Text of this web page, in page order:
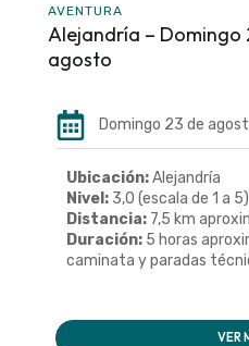
AVENTURA
Alejandría – Domingo
agosto
Domingo 23 de
Ubicación:Alejandría
Nivel: 3,0 (escala de 1 a 5)
Distancia: 7,5 km
Duración: 5 horas
caminata y paradas
VER